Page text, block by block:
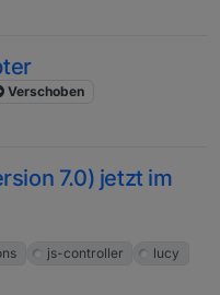
Verschoben
7.0) jetzt im
js-controller
lucy